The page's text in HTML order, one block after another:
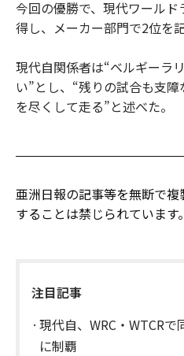
今回の優勝で、現代ワール
得し、メーカー部門で2位を
現代自関係者は“ベルギーラ
い”とし、“残りの試合も支
を尽くして走る”と述べた。
亜洲日報の記事等を無断で
することは禁じられています。
注目記事
現代自、WRC・WTCR
に制覇